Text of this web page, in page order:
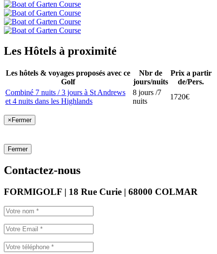
Les Hôtels à proximité
Les hôtels & voyages proposés avec ce
Golf
Nbr de
jours/nuits
Prix a partir
de/Pers.
Combiné 7 nuits / 3 jours à St Andrews
et 4 nuits dans les Highlands
8 jours /7
nuits
1720€
×Fermer
Fermer
Contactez-nous
FORMIGOLF | 18 Rue Curie | 68000 COLMAR